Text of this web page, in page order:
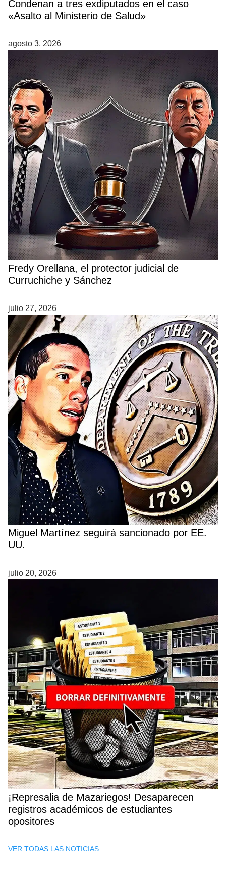
Condenan a tres exdiputados en el caso
«Asalto al Ministerio de Salud»
agosto 3, 2026
Fredy Orellana, el protector judicial de
Curruchiche y Sánchez
julio 27, 2026
Miguel Martínez seguirá sancionado por EE.
UU.
julio 20, 2026
¡Represalia de Mazariegos! Desaparecen
registros académicos de estudiantes
opositores
VER TODAS LAS NOTICIAS